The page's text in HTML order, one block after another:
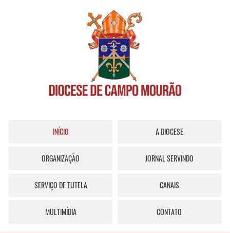
INÍCIO A DIOCESE
ORGANIZAÇÃO JORNAL SERVINDO
SERVIÇO DE TUTELA CANAIS
MULTIMÍDIA CONTATO